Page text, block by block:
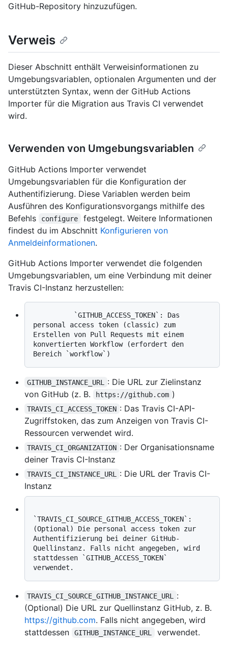
GitHub-Repository hinzuzufügen.
Verweis
Dieser Abschnitt enthält Verweisinformationen zu
Umgebungsvariablen, optionalen Argumenten und der
unterstützten Syntax, wenn der GitHub Actions
Importer für die Migration aus Travis CI verwendet
wird.
Verwenden von Umgebungsvariablen
GitHub Actions Importer verwendet
Umgebungsvariablen für die Konfiguration der
Authentifizierung. Diese Variablen werden beim
Ausführen des Konfigurationsvorgangs mithilfe des
Befehls
configure
festgelegt. Weitere Informationen
findest du im Abschnitt Konfigurieren von
Anmeldeinformationen.
GitHub Actions Importer verwendet die folgenden
Umgebungsvariablen, um eine Verbindung mit deiner
Travis CI-Instanz herzustellen:
personal access token (classic) zum
Erstellen von Pull Requests mit einem
konvertierten Workflow (erfordert den
GITHUB_INSTANCE_URL
: Die URL zur Zielinstanz
von GitHub (z. B.
https://github.com )
TRAVIS_CI_ACCESS_TOKEN : Das Travis CI-API-
Zugriffstoken, das zum Anzeigen von Travis CI-
Ressourcen verwendet wird.
TRAVIS_CI_ORGANIZATION : Der Organisationsname
deiner Travis CI-Instanz
TRAVIS_CI_INSTANCE_URL
: Die URL der Travis CI-
Instanz
`TRAVIS_CI_SOURCE_GITHUB_ACCESS_TOKEN`:
(Optional) Die personal access token zur
Authentifizierung bei deiner GitHub-
Quellinstanz. Falls nicht angegeben, wird
stattdessen `GITHUB_ACCESS_TOKEN`
TRAVIS_CI_SOURCE_GITHUB_INSTANCE_URL
:
(Optional) Die URL zur Quellinstanz GitHub, z. B.
https://github.com. Falls nicht angegeben, wird
stattdessen
GITHUB_INSTANCE_URL verwendet.